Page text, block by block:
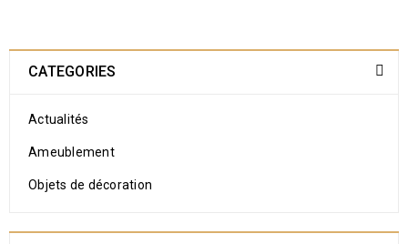
CATEGORIES
Actualités
Ameublement
Objets de décoration